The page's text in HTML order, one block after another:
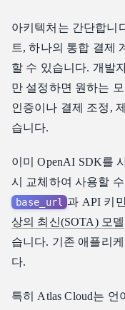
아키텍처는 간단합니
트, 하나의 통합 결제
할 수 있습니다. 개발
만 설정하면 원하는
인증이나 결제 조정,
습니다.
이미 OpenAI SDK를
시 교체하여 사용할
base_url 과 API 키
상의 최신(SOTA) 모델
습니다. 기존 애플리
다.
특히 Atlas Cloud는